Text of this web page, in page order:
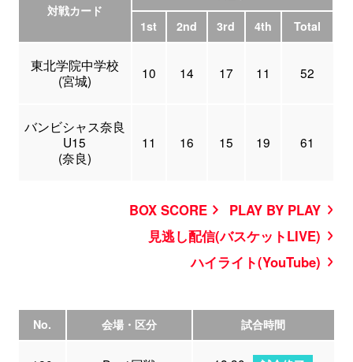
対戦カード
1st
2nd 3rd 4th Total
東北学院中学校
(宮城)
10 14 17 11 52
バンビシャス奈良
U15
(奈良)
11 16 15 19 61
BOX SCORE
PLAY BY PLAY
見逃し配信(バスケットLIVE)
ハイライト(YouTube)
No. 会場・区分 試合時間